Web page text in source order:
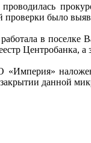
проверки было
в поселке
Центробанка,
данной